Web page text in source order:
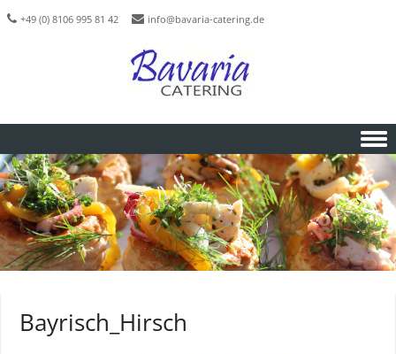
+49 (0) 8106 995 81 42 info@bavaria-catering.de
Skip to content
Bayrisch_Hirsch